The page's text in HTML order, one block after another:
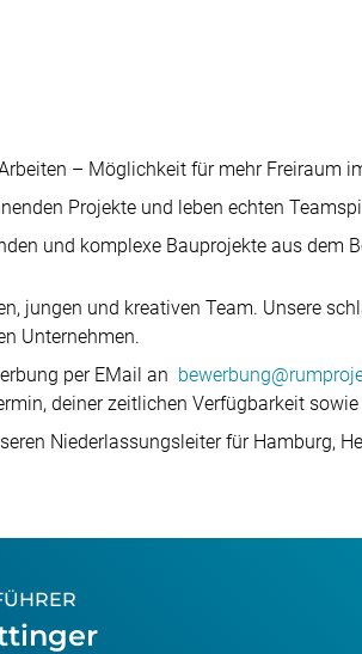
– Möglichkeit für mehr
Projekte und leben echten
und komplexe Bauprojekte aus dem
jungen und kreativen Team. Unsere
Unternehmen.
per EMail an
deiner zeitlichen Verfügbarkeit
Niederlassungsleiter für Hamburg,